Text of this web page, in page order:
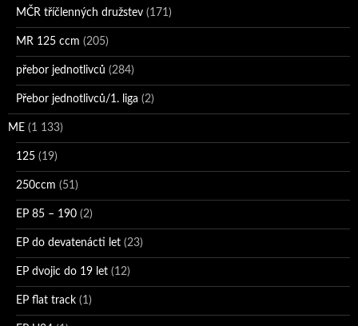
MČR tříčlenných družstev (171)
MR 125 ccm (205)
přebor jednotlivců (284)
Přebor jednotlivců/1. liga (2)
ME (1 133)
125 (19)
250ccm (51)
EP 85 – 190 (2)
EP do devatenácti let (23)
EP dvojic do 19 let (12)
EP flat track (1)